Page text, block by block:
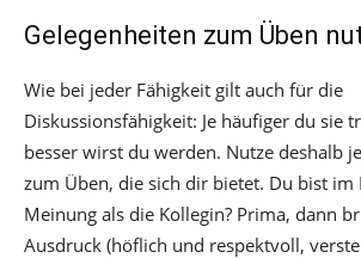
Gelegenheiten zum Üben
Wie bei jeder Fähigkeit gilt auch für die
Diskussionsfähigkeit: Je häufiger du sie
besser wirst du werden. Nutze deshalb
zum Üben, die sich dir bietet. Du bist im
Meinung als die Kollegin? Prima, dann
Ausdruck (höflich und respektvoll,